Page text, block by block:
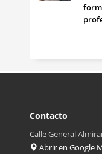
Contacto
Calle General
Abrir en Google